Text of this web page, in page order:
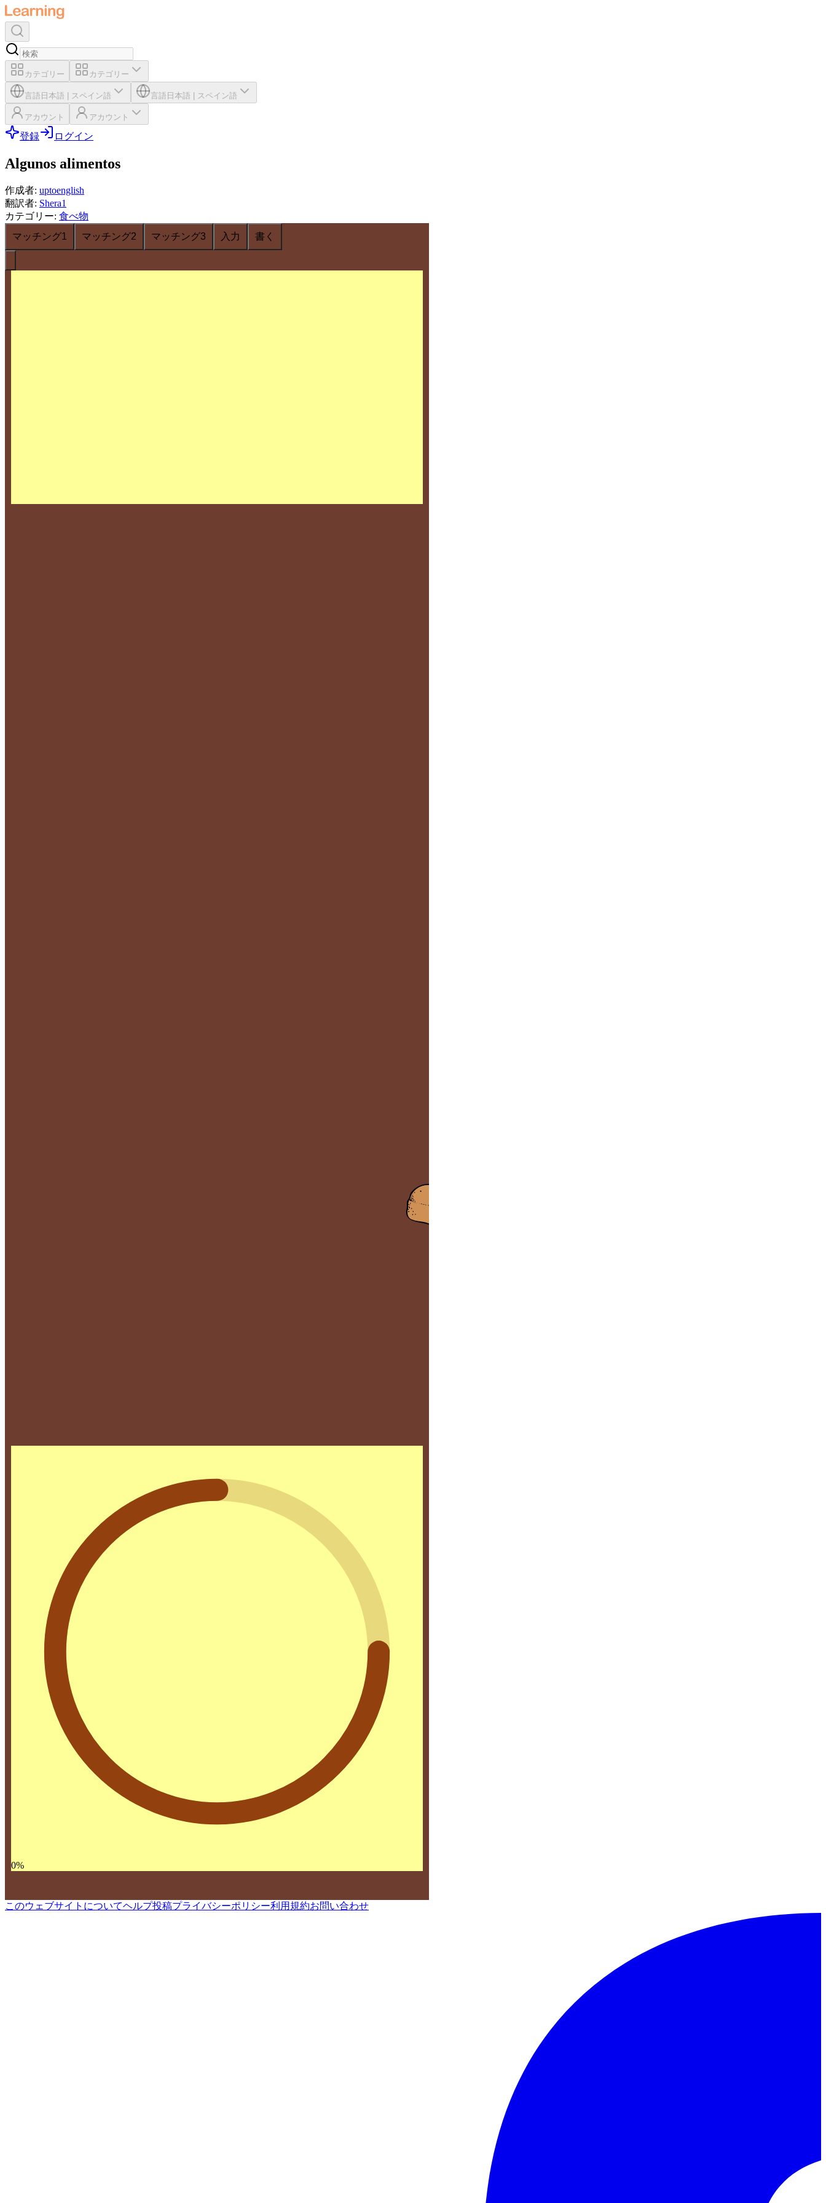
カテゴリー カテゴリー
言語 日本語 スペイン語 言語 日本語 スペイン語
アカウント アカウント
登録 ログイン
Algunos alimentos
作成者: uptoenglish
翻訳者: Shera1
カテゴリー: 食べ物
マッチング1
マッチング2 マッチング3 入力 書く
0%
このウェブサイトについてヘルプ投稿プライバシーポリシー利用規約お問い合わせ